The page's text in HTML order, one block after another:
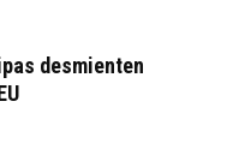
desmienten